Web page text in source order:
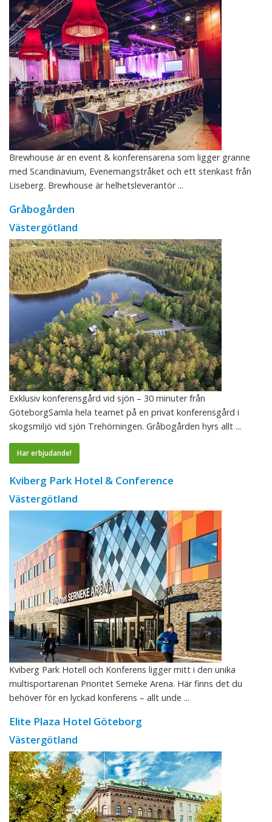
Brewhouse är en event & konferensarena som ligger granne
med Scandinavium, Evenemangstråket och ett stenkast från
Liseberg. Brewhouse är helhetsleverantör ...
Gråbogården
Västergötland
Exklusiv konferensgård vid sjön – 30 minuter från
GöteborgSamla hela teamet på en privat konferensgård i
skogsmiljö vid sjön Trehörningen. Gråbogården hyrs allt ...
Har erbjudande!
Kviberg Park Hotel & Conference
Västergötland
Kviberg Park Hotell och Konferens ligger mitt i den unika
multisportarenan Prioritet Serneke Arena. Här finns det du
behöver för en lyckad konferens – allt unde ...
Elite Plaza Hotel Göteborg
Västergötland